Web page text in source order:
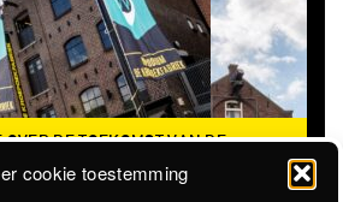
cookie toestemming
DE TOEKOMST VAN DE